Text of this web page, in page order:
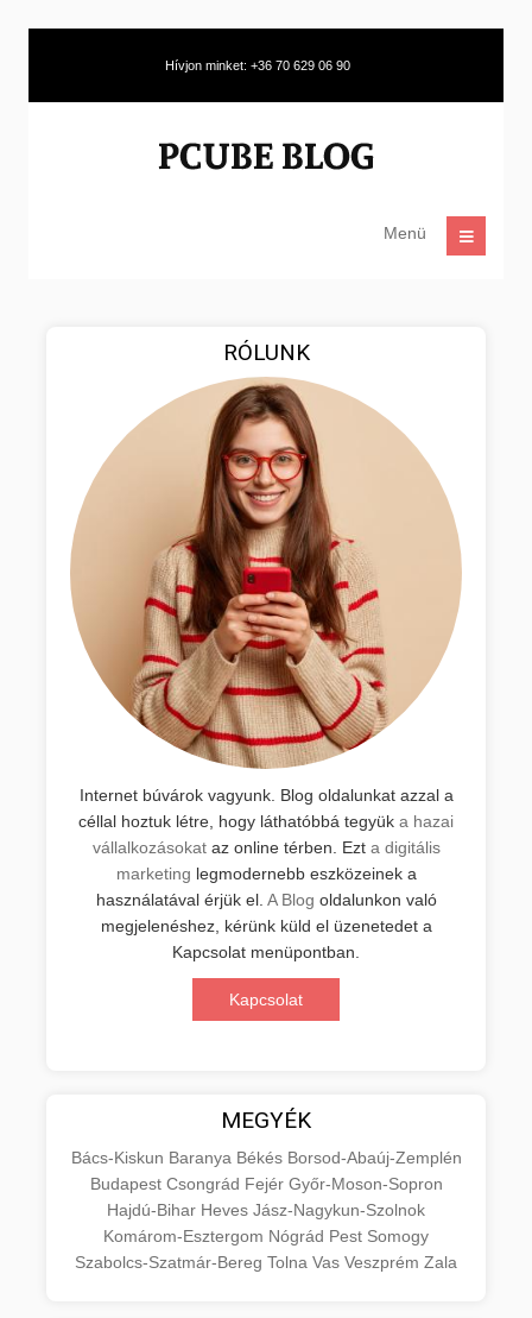
Hívjon minket: +36 70 629 06 90
Menü
RÓLUNK
Internet búvárok vagyunk. Blog oldalunkat azzal a
céllal hoztuk létre, hogy láthatóbbá tegyük a hazai
vállalkozásokataz online térben. Ezt a digitális
marketing legmodernebb eszközeinek a
használatával érjük el. A Blog oldalunkon való
megjelenéshez, kérünk küld el üzenetedet a
Kapcsolat menüpontban.
Kapcsolat
MEGYÉK
Bács-Kiskun Baranya Békés Borsod-Abaúj-Zemplén
Budapest Csongrád Fejér Győr-Moson-Sopron
Hajdú-Bihar Heves Jász-Nagykun-Szolnok
Komárom-Esztergom Nógrád Pest Somogy
Szabolcs-Szatmár-Bereg Tolna Vas Veszprém Zala